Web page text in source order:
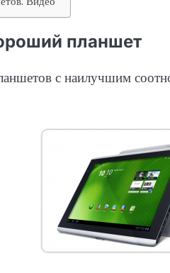
планшет
с наилучшим